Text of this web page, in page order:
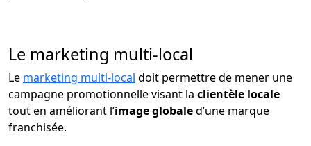
Le marketing multi-local
Le marketing multi-local doit permettre de mener une
campagne promotionnelle visant la clientèle locale
tout en améliorant l’image globaled’une marque
franchisée.